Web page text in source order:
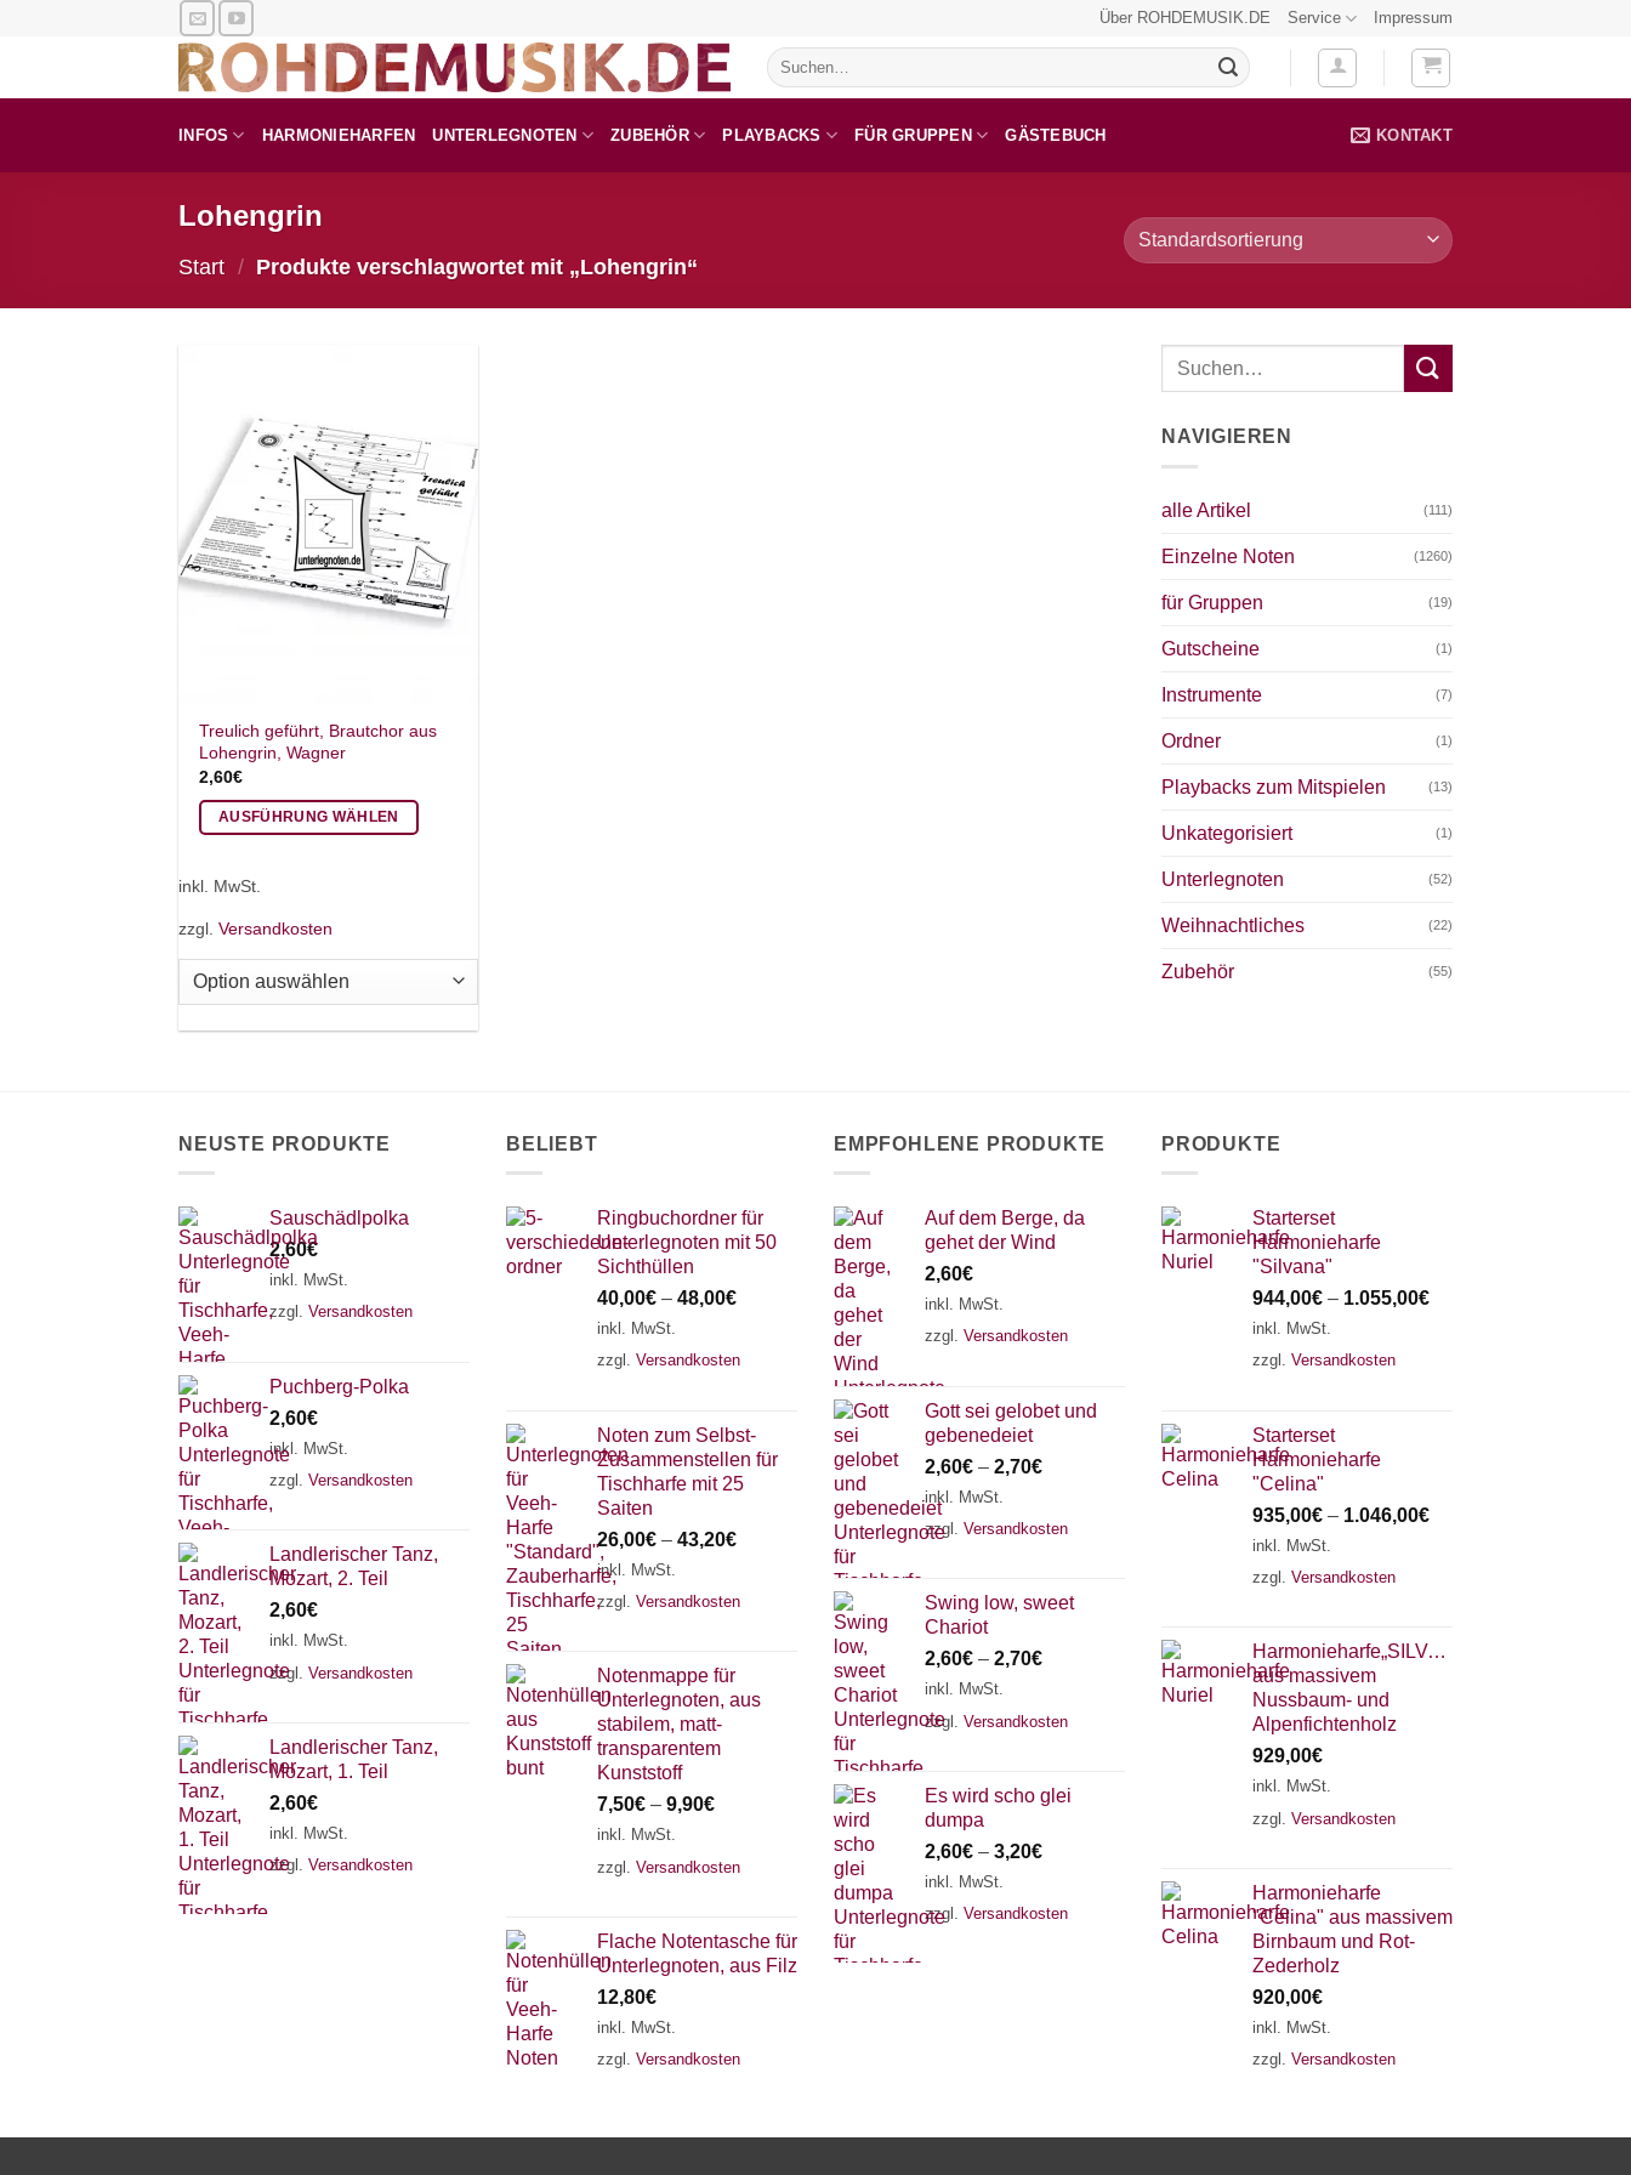
Über ROHDEMUSIK.DE Service Impressum
Suchen
nach:
INFOS HARMONIEHARFEN UNTERLEGNOTEN ZUBEHÖR PLAYBACKS FÜR GRUPPEN GÄSTEBUCH KONTAKT
Lohengrin
Start / Produkte verschlagwortet mit „Lohengrin“
Treulich geführt, Brautchor aus
Lohengrin, Wagner
2,60€
AUSFÜHRUNG WÄHLEN
mehrere
Varianten
auf.
Produktseite
inkl. MwSt.
zzgl. Versandkosten
NAVIGIEREN
alle Artikel (111)
Einzelne Noten (1260)
für Gruppen (19)
Gutscheine (1)
Instrumente (7)
Ordner (1)
Playbacks zum Mitspielen (13)
Unkategorisiert (1)
Unterlegnoten (52)
Weihnachtliches (22)
Zubehör (55)
NEUSTE PRODUKTE
Sauschädlpolka
2,60€
inkl. MwSt.
zzgl. Versandkosten
Puchberg-Polka
2,60€
inkl. MwSt.
zzgl. Versandkosten
Landlerischer Tanz,
Mozart, 2. Teil
2,60€
inkl. MwSt.
zzgl. Versandkosten
Landlerischer Tanz,
Mozart, 1. Teil
2,60€
inkl. MwSt.
zzgl. Versandkosten
BELIEBT
Ringbuchordner für
Unterlegnoten mit 50
Sichthüllen
40,00€ – 48,00€
inkl. MwSt.
zzgl. Versandkosten
Noten zum Selbst-
Zusammenstellen für
Tischharfe mit 25
Saiten
26,00€ – 43,20€
inkl. MwSt.
zzgl. Versandkosten
Notenmappe für
Unterlegnoten, aus
stabilem, matt-
transparentem
Kunststoff
7,50€ – 9,90€
inkl. MwSt.
zzgl. Versandkosten
Flache Notentasche für
Unterlegnoten, aus Filz
12,80€
inkl. MwSt.
zzgl. Versandkosten
EMPFOHLENE PRODUKTE
Auf dem Berge, da
gehet der Wind
2,60€
inkl. MwSt.
zzgl. Versandkosten
Gott sei gelobet und
gebenedeiet
2,60€ – 2,70€
inkl. MwSt.
zzgl. Versandkosten
Swing low, sweet
Chariot
2,60€ – 2,70€
inkl. MwSt.
zzgl. Versandkosten
Es wird scho glei
dumpa
2,60€ – 3,20€
inkl. MwSt.
zzgl. Versandkosten
PRODUKTE
Starterset
Harmonieharfe
"Silvana"
944,00€ – 1.055,00€
inkl. MwSt.
zzgl. Versandkosten
Starterset
Harmonieharfe
"Celina"
935,00€ – 1.046,00€
inkl. MwSt.
zzgl. Versandkosten
Harmonieharfe„SILVANA"
aus massivem
Nussbaum- und
Alpenfichtenholz
929,00€
inkl. MwSt.
zzgl. Versandkosten
Harmonieharfe
"Celina" aus massivem
Birnbaum und Rot-
Zederholz
920,00€
inkl. MwSt.
zzgl. Versandkosten
18 SAITEN 21 SAITEN 25 SAITEN
AKKORDZITHER